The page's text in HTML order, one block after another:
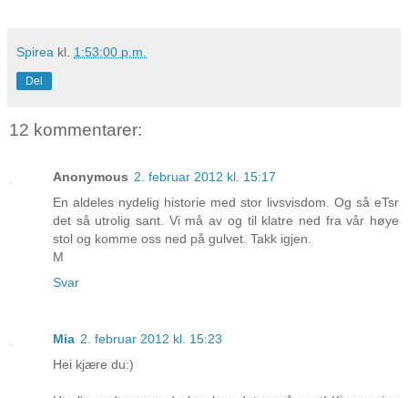
Spirea kl. 1:53:00 p.m.
Del
12 kommentarer:
Anonymous 2. februar 2012 kl. 15:17
En aldeles nydelig historie med stor livsvisdom. Og så eTsr
det så utrolig sant. Vi må av og til klatre ned fra vår høye
stol og komme oss ned på gulvet. Takk igjen.
M
Svar
Mia 2. februar 2012 kl. 15:23
Hei kjære du:)